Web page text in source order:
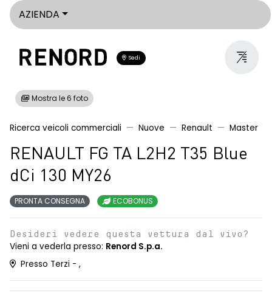
AZIENDA
Sedi
Mostra le 6 foto
Ricerca veicoli commerciali Nuove Renault Master
RENAULT FG TA L2H2 T35 Blue
dCi 130 MY26
PRONTA CONSEGNA ECOBONUS
Desideri vedere questa vettura dal vivo?
Vieni a vederla presso: Renord S.p.a.
Presso Terzi - ,